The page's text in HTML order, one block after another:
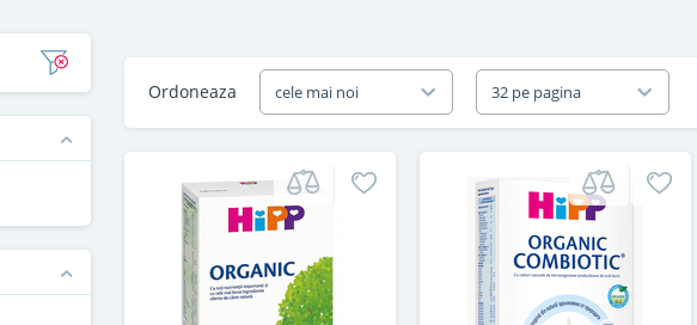
Ordoneaza cele mai noi 32 pe pagina